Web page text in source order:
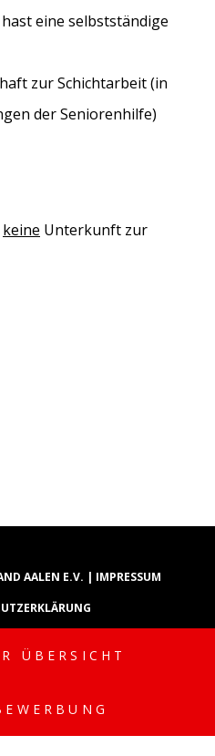
eine selbstständige
zur Schichtarbeit (in
der Seniorenhilfe)
keine Unterkunft zur
AALEN E.V. | IMPRESSUM
YOUTUBE
ÜBERSICHT